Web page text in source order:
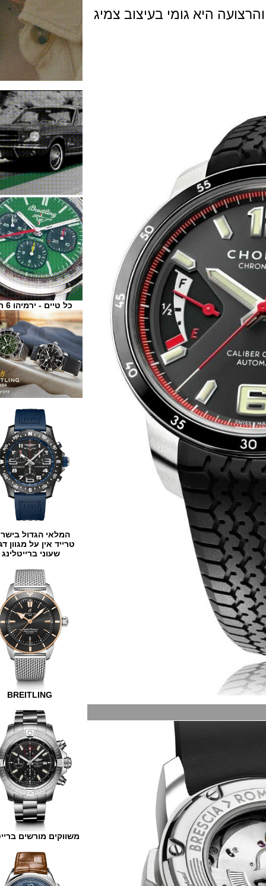
היא גומי בעיצוב צמיג
כל טיים - ירמיהו 6 ת"א
המלאי הגדול בישראל
טרייד אין על מגוון דגמים
שעוני ברייטלינג
BREITLING
משווקים מורשים ברייטלינג